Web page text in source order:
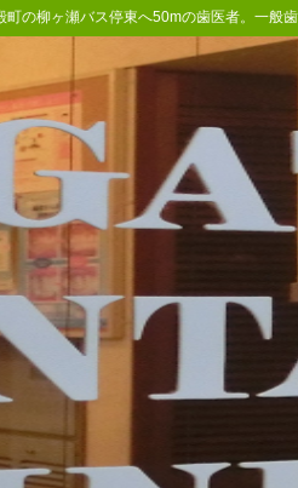
町の柳ヶ瀬バス停東へ50mの歯医者。一般